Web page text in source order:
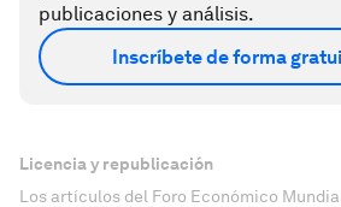
publicaciones y análisis.
Inscríbete de forma
Licencia y republicación
Los artículos del Foro Económico